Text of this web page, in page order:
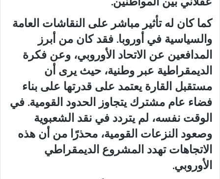
كما كان له تأثير مباشر على النقاشات العامة
والسياسية في أوروبا. فقد كان من أبرز
المدافعين عن الاتحاد الأوروبي، وعن فكرة
الديمقراطية عبر وطنية، حيث يرى أن
مستقبل القارة يعتمد على قدرتها على بناء
فضاء عام مشترك يتجاوز الحدود القومية. في
الوقت نفسه، لم يتردد في نقد الشعبوية
وصعود النزعات القومية، محذرًا من أن هذه
الاتجاهات تهدد المشروع الديمقراطي
الأوروبي.